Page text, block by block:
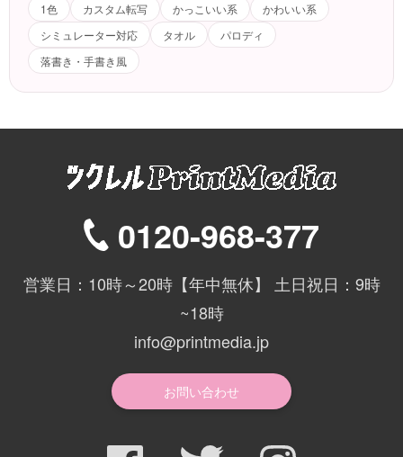
1色
カスタム転写 かっこいい系
かわいい系
シミュレーター対応
タオル
パロディ
落書き・手書き風
0120-968-377
営業日：10時～20時【年中無休】 土日祝日：9時
~18時
info@printmedia.jp
お問い合わせ